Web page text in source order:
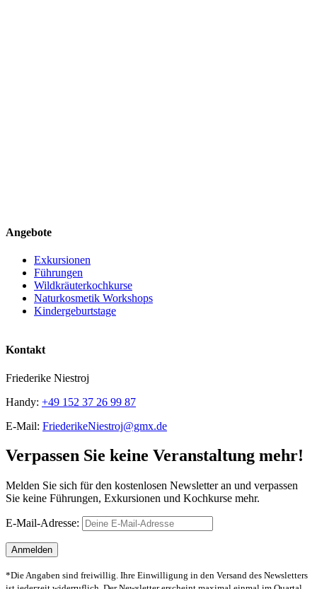
Angebote
Exkursionen
Führungen
Wildkräuterkochkurse
Naturkosmetik Workshops
Kindergeburtstage
Kontakt
Friederike Niestroj
Handy: +49 152 37 26 99 87
E-Mail: FriederikeNiestroj@gmx.de
Verpassen Sie keine Veranstaltung mehr!
Melden Sie sich für den kostenlosen Newsletter an und verpassen
Sie keine Führungen, Exkursionen und Kochkurse mehr.
E-Mail-Adresse:
*Die Angaben sind freiwillig. Ihre Einwilligung in den Versand des Newsletters